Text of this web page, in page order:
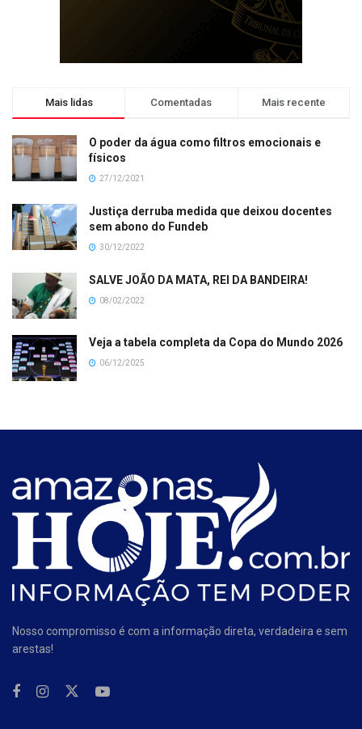
Mais lidas Comentadas Mais recente
O poder da água como filtros emocionais e
físicos
27/12/2021
Justiça derruba medida que deixou docentes
sem abono do Fundeb
30/12/2022
SALVE JOÃO DA MATA, REI DA BANDEIRA!
08/02/2022
Veja a tabela completa da Copa do Mundo 2026
06/12/2025
Nosso compromisso é com a informação direta, verdadeira e sem
arestas!